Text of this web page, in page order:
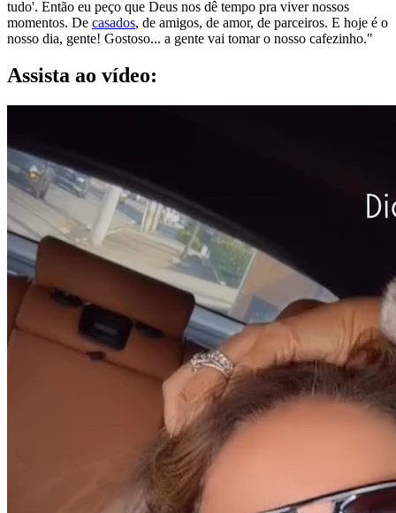
tudo'. Então eu peço que Deus nos dê tempo pra viver nossos
momentos. De casados, de amigos, de amor, de parceiros. E hoje é o
nosso dia, gente! Gostoso... a gente vai tomar o nosso cafezinho."
Assista ao vídeo: